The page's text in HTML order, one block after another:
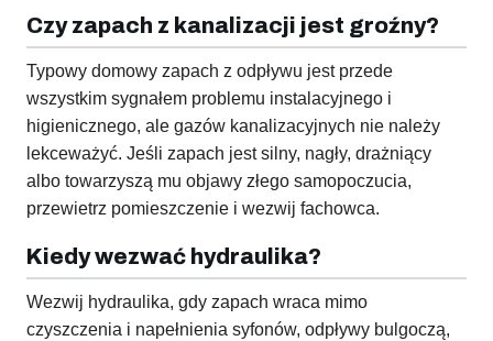
Czy zapach z kanalizacji jest groźny?
Typowy domowy zapach z odpływu jest przede
wszystkim sygnałem problemu instalacyjnego i
higienicznego, ale gazów kanalizacyjnych nie należy
lekceważyć. Jeśli zapach jest silny, nagły, drażniący
albo towarzyszą mu objawy złego samopoczucia,
przewietrz pomieszczenie i wezwij fachowca.
Kiedy wezwać hydraulika?
Wezwij hydraulika, gdy zapach wraca mimo
czyszczenia i napełnienia syfonów, odpływy bulgoczą,